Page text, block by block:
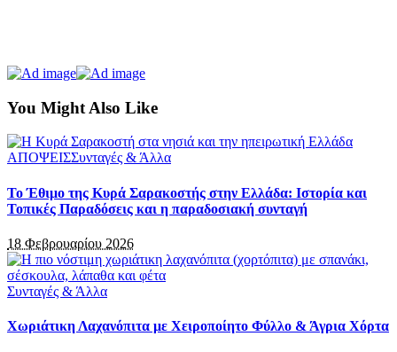
You Might Also Like
ΑΠΟΨΕΙΣΣυνταγές & Άλλα
Το Έθιμο της Κυρά Σαρακοστής στην Ελλάδα: Ιστορία και
Τοπικές Παραδόσεις και η παραδοσιακή συνταγή
18 Φεβρουαρίου 2026
Συνταγές & Άλλα
Χωριάτικη Λαχανόπιτα με Χειροποίητο Φύλλο & Άγρια Χόρτα